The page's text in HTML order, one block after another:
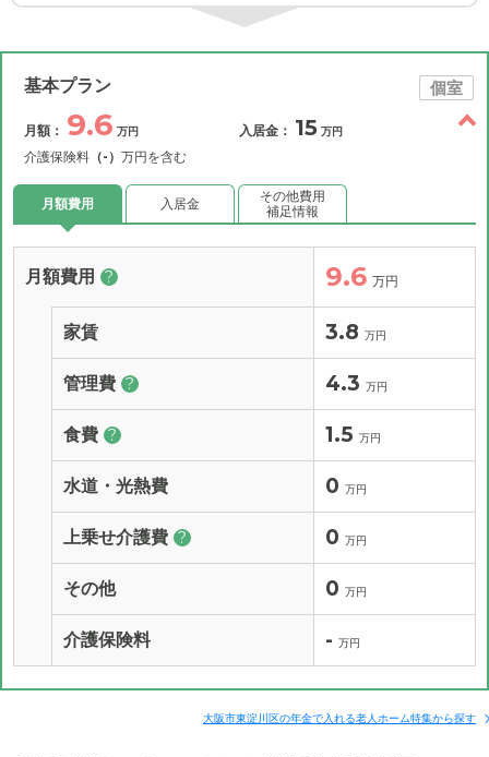
基本プラン 個室
月額： 9.6 万円
介護保険料 （-） 万円を含む
入居金： 15 万円
月額費用 入居金
その他費用
補足情報
月額費用 ? 9.6 万円
家賃 3.8 万円
管理費 ? 4.3 万円
食費 ? 1.5 万円
水道・光熱費 0 万円
上乗せ介護費 ? 0 万円
その他 0 万円
介護保険料 - 万円
大阪市東淀川区の年金で入れる老人ホーム特集から探す